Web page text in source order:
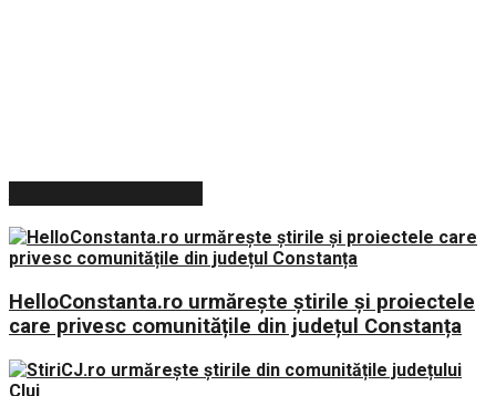
HelloConstanta.ro urmărește știrile și proiectele
care privesc comunitățile din județul Constanța